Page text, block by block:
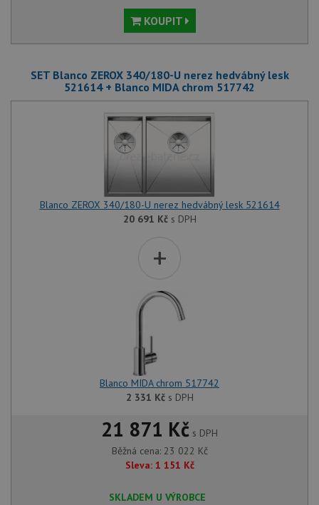
KOUPIT
SET Blanco ZEROX 340/180-U nerez hedvábný lesk
521614 + Blanco MIDA chrom 517742
Blanco ZEROX 340/180-U nerez hedvábný lesk 521614
20 691 Kčs DPH
+
Blanco MIDA chrom 517742
2 331 Kčs DPH
21 871 Kč s DPH
Běžná cena: 23 022 Kč
Sleva: 1 151 Kč
SKLADEM U VÝROBCE